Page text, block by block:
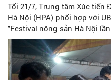
Tối 21/7, Trung tâm Xúc tiến
Hà Nội (HPA) phối hợp với
"Festival nông sản Hà Nội
tụ trên 1000 dòng sản phẩm
sản phẩm OCOP tiêu biểu.